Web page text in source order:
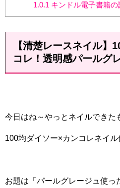
1.0.1 キンドル電子書籍の
【清楚レースネイル】
コレ！透明感パールグ
今日はね～やっとネイルできた
100均ダイソー×カンコレネイル
お題は「パールグレージュ使っ